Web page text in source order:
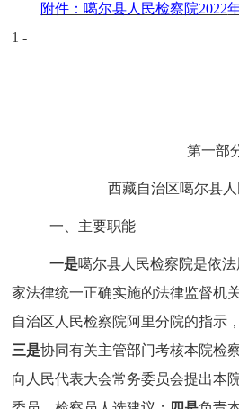
附件：噶尔县人民检察院2022
1 -
第一部
西藏自治区噶尔县
一、主要职能
一是噶尔县人民检察院是依
家法律统一正确实施的法律监督机
自治区人民检察院阿里分院的指示
三是协同有关主管部门考核本院检
向人民代表大会常务委员会提出本